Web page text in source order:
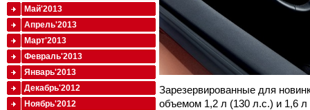
Зарезервированные для
объемом 1,2 л (130 л.с.) и 1,6
Май'2013
Апрель'2013
Март'2013
Февраль'2013
Январь'2013
Декабрь'2012
Ноябрь'2012